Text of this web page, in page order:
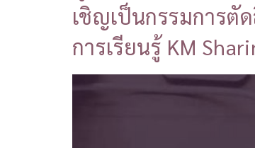
เชิญเป็นกรรมการตั
การเรียนรู้ KM